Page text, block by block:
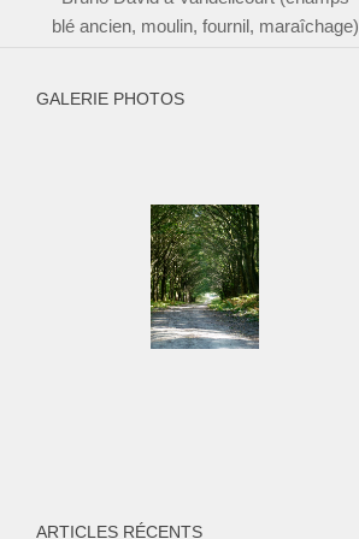
blé ancien, moulin, fournil, maraîchage)
GALERIE PHOTOS
ARTICLES RÉCENTS